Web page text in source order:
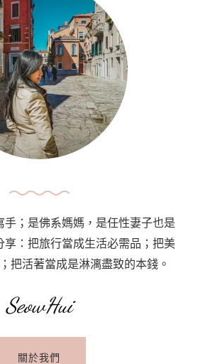
手；是佛系媽媽，是任性妻子也是
享：把旅行當成生活必需品；把美
把活著當成是淋漓盡致的本錢。
SeowHui
關於我們